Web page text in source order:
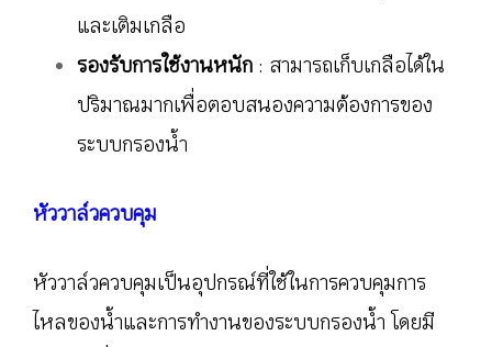
และเติมเกลือ
รองรับการใช้งานหนัก : สามารถเก็บเกลือได้ใน
ปริมาณมากเพื่อตอบสนองความต้องการของ
ระบบกรองน้ำ
หัววาล์วควบคุม
หัววาล์วควบคุมเป็นอุปกรณ์ที่ใช้ในการควบคุมการ
ไหลของน้ำและการทำงานของระบบกรองน้ำ โดยมี